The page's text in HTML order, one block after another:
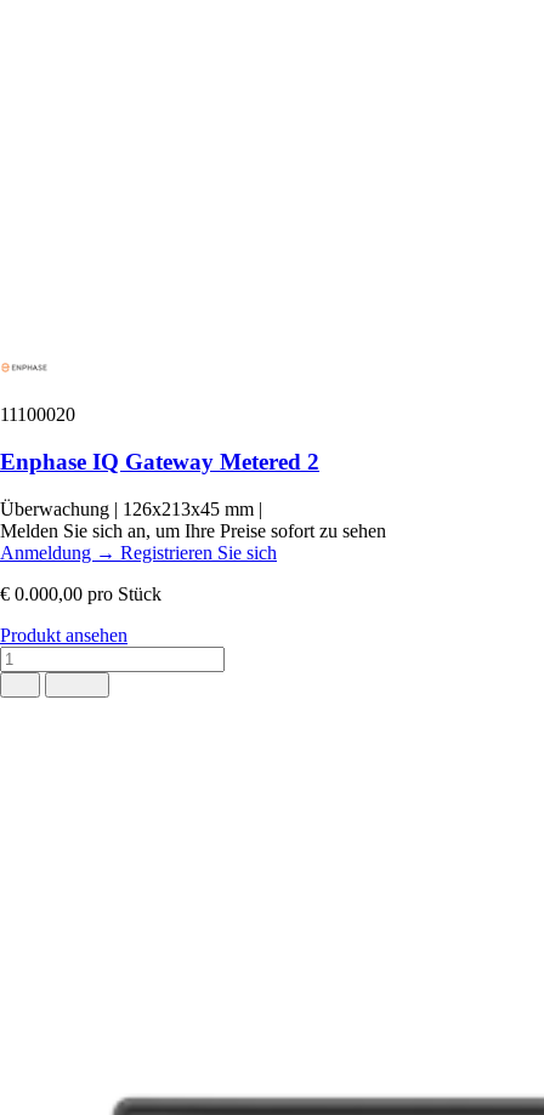
11100020
Enphase IQ Gateway Metered 2
Überwachung | 126x213x45 mm |
Melden Sie sich an, um Ihre Preise sofort zu sehen
Anmeldung → Registrieren Sie sich
€ 0.000,00 pro Stück
Produkt ansehen